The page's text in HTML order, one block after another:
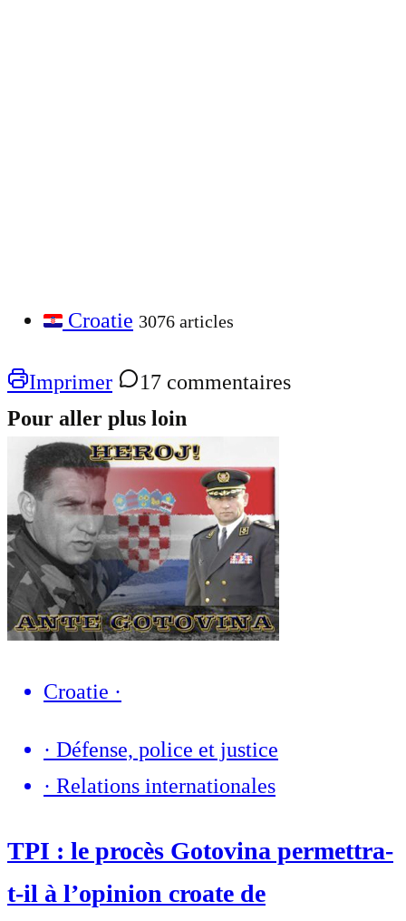
Croatie 3076 articles
Imprimer
17 commentaires
Pour aller plus loin
Croatie ·
· Défense, police et justice
· Relations internationales
TPI : le procès Gotovina permettra-
t-il à l’opinion croate de